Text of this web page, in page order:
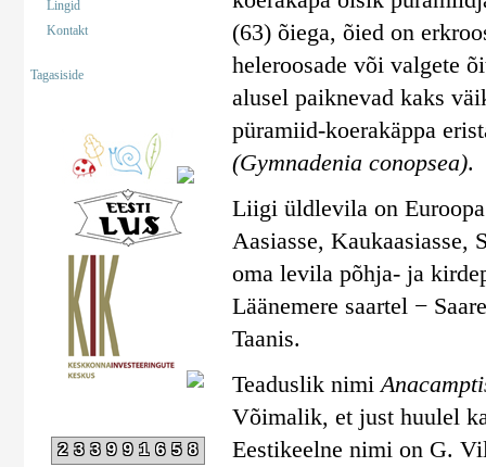
Lingid
Kontakt
Tagasiside
233991658
(63) õiega, õied on
heleroosade või valgete
alusel paiknevad kaks
püramiid-koerakäppa
(Gymnadenia conopsea).
Liigi üldlevila on
Aasiasse, Kaukaasiasse,
oma levila põhja- ja
Läänemere saartel −
Taanis.
Teaduslik nimi
Võimalik, et just huulel
Eestikeelne nimi on G.